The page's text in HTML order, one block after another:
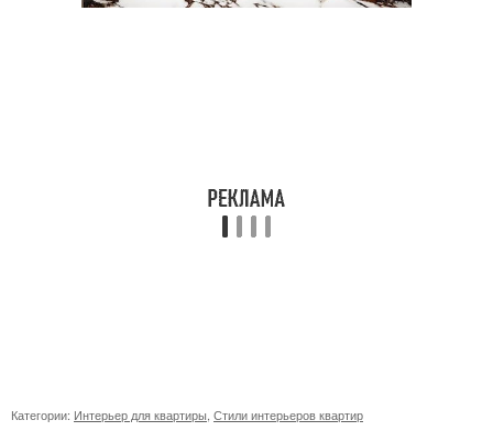
Категории: Интерьер для квартиры Стили интерьеров квартир